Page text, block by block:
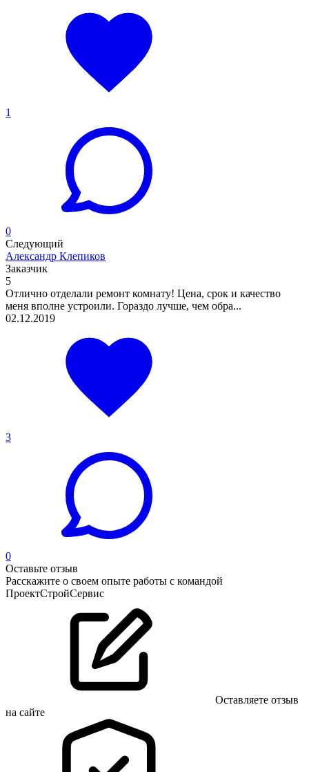
1
0
Следующий
Александр Клепиков
Заказчик
5
Отлично отделали ремонт комнату! Цена, срок и качество
меня вполне устроили. Гораздо лучше, чем обра...
02.12.2019
3
0
Оставьте отзыв
Расскажите о своем опыте работы с командой
ПроектСтройСервис
Оставляете отзыв
на сайте